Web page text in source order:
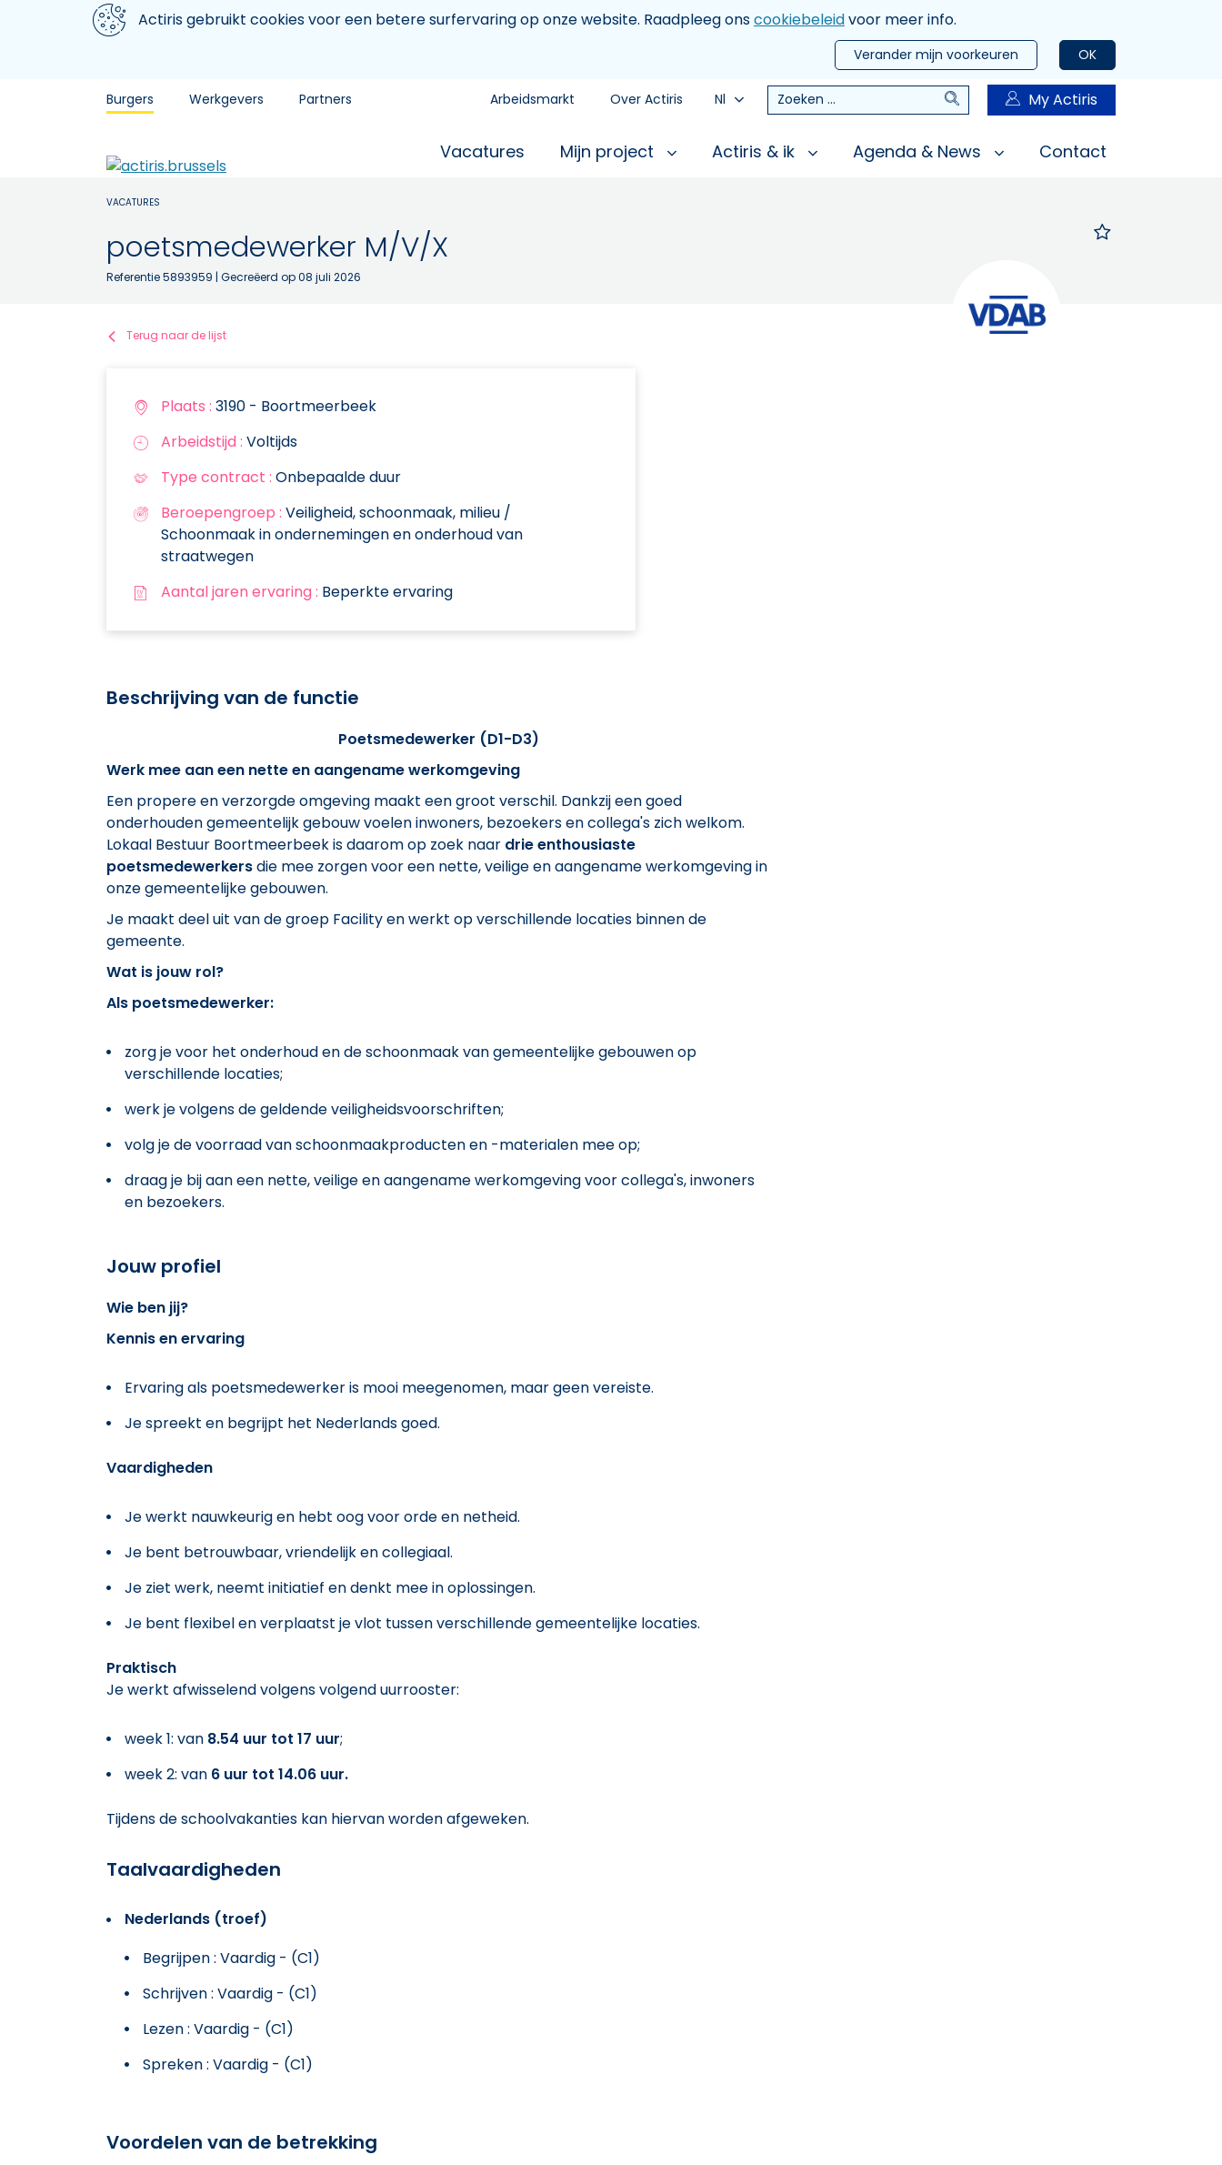
Aller au contenu principal
We gebruiken cookiesActiris gebruikt cookies voor een betere surfervaring op onze website. Raadpleeg onscookiebeleidvoor meer info.
OK
Verander mijn voorkeuren
Burgers Werkgevers Partners Arbeidsmarkt Over Actiris Nl Zoeken Zoeken My Actiris
Vacatures Mijn project Actiris & ik Agenda & News Contact
VACATURES
poetsmedewerker M/V/X
Referentie 5893959 | Gecreëerd op 08 juli 2026
Terug naar de lijst
Plaats : 3190 - Boortmeerbeek
Arbeidstijd : Voltijds
Type contract : Onbepaalde duur
Beroepengroep : Veiligheid, schoonmaak, milieu /
Schoonmaak in ondernemingen en onderhoud van
straatwegen
Aantal jaren ervaring : Beperkte ervaring
Beschrijving van de functie
Poetsmedewerker (D1-D3)
Werk mee aan een nette en aangename werkomgeving
Een propere en verzorgde omgeving maakt een groot verschil. Dankzij een goed
onderhouden gemeentelijk gebouw voelen inwoners, bezoekers en collega's zich welkom.
Lokaal Bestuur Boortmeerbeek is daarom op zoek naar drie enthousiaste
poetsmedewerkersdie mee zorgen voor een nette, veilige en aangename werkomgeving in
onze gemeentelijke gebouwen.
Je maakt deel uit van de groep Facility en werkt op verschillende locaties binnen de
gemeente.
Wat is jouw rol?
Als poetsmedewerker:
zorg je voor het onderhoud en de schoonmaak van gemeentelijke gebouwen op
verschillende locaties;
werk je volgens de geldende veiligheidsvoorschriften;
volg je de voorraad van schoonmaakproducten en -materialen mee op;
draag je bij aan een nette, veilige en aangename werkomgeving voor collega's, inwoners
en bezoekers.
Jouw profiel
Wie ben jij?
Kennis en ervaring
Ervaring als poetsmedewerker is mooi meegenomen, maar geen vereiste.
Je spreekt en begrijpt het Nederlands goed.
Vaardigheden
Je werkt nauwkeurig en hebt oog voor orde en netheid.
Je bent betrouwbaar, vriendelijk en collegiaal.
Je ziet werk, neemt initiatief en denkt mee in oplossingen.
Je bent flexibel en verplaatst je vlot tussen verschillende gemeentelijke locaties.
Praktisch
Je werkt afwisselend volgens volgend uurrooster:
week 1: van 8.54 uur tot 17 uur;
week 2: van 6 uur tot 14.06 uur.
Tijdens de schoolvakanties kan hiervan worden afgeweken.
Taalvaardigheden
Nederlands (troef)
Begrijpen : Vaardig - (C1)
Schrijven : Vaardig - (C1)
Lezen : Vaardig - (C1)
Spreken : Vaardig - (C1)
Voordelen van de betrekking